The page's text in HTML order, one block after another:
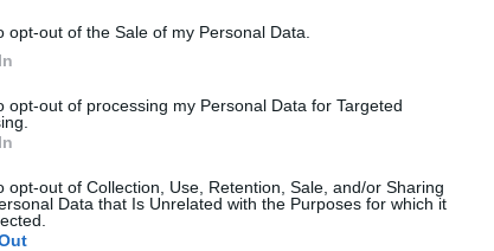
opt-out of the Sale of my Personal Data.
opt-out of processing my Personal Data for Targeted
opt-out of Collection, Use, Retention, Sale, and/or Sharing
Data that Is Unrelated with the Purposes for which it
που μετακινούνταν με φακέλους και
ψηφιακή εξυπηρέτηση μέσω
σε αυτή τη διασυνδεσιμότητα. Υπογράμμισε
στις σύγχρονες τεχνολογικές απαιτήσεις,
και την εκπαίδευση»,
δημόσιου τομέα».